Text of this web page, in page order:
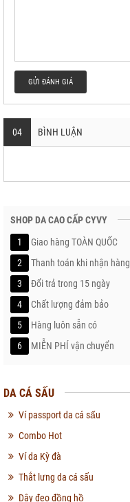
GỬI ĐÁNH GIÁ
04 BÌNH LUẬN
SHOP DA CAO CẤP CYVY
1
Giao hàng TOÀN QUỐC
2
Thanh toán khi nhận hàng
3
Đổi trả trong 15 ngày
4
Chất lượng đảm bảo
5
Hàng luôn sẵn có
6
MIỄN PHÍ vận chuyển
DA CÁ SẤU
Ví passport da cá sấu
Combo Hot
Ví da Kỳ đà
Thắt lưng da cá sấu
Dây đeo đồng hồ